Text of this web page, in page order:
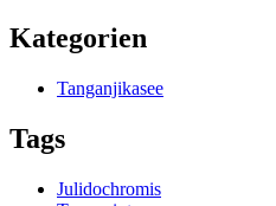
Kategorien
Tanganjikasee
Tags
Julidochromis